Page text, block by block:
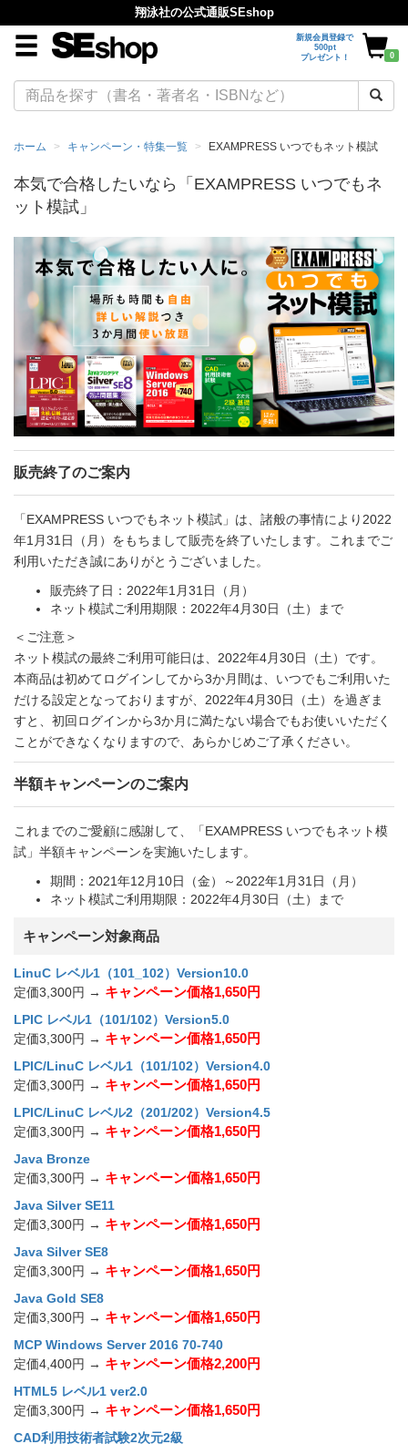
翔泳社の公式通販SEshop
新規会員登録で
500pt
プレゼント！
0
ホーム キャンペーン・特集一覧 EXAMPRESS いつでもネット模試
本気で合格したいなら「EXAMPRESS いつでもネ
ット模試」
販売終了のご案内
「EXAMPRESS いつでもネット模試」は、諸般の事情により2022
年1月31日（月）をもちまして販売を終了いたします。これまでご
利用いただき誠にありがとうございました。
販売終了日：2022年1月31日（月）
ネット模試ご利用期限：2022年4月30日（土）まで
＜ご注意＞
ネット模試の最終ご利用可能日は、2022年4月30日（土）です。
本商品は初めてログインしてから3か月間は、いつでもご利用いた
だける設定となっておりますが、2022年4月30日（土）を過ぎま
すと、初回ログインから3か月に満たない場合でもお使いいただく
ことができなくなりますので、あらかじめご了承ください。
半額キャンペーンのご案内
これまでのご愛顧に感謝して、「EXAMPRESS いつでもネット模
試」半額キャンペーンを実施いたします。
期間：2021年12月10日（金）～2022年1月31日（月）
ネット模試ご利用期限：2022年4月30日（土）まで
キャンペーン対象商品
LinuC レベル1（101_102）Version10.0
定価3,300円 → キャンペーン価格1,650円
LPIC レベル1（101/102）Version5.0
定価3,300円 → キャンペーン価格1,650円
LPIC/LinuC レベル1（101/102）Version4.0
定価3,300円 → キャンペーン価格1,650円
LPIC/LinuC レベル2（201/202）Version4.5
定価3,300円 → キャンペーン価格1,650円
Java Bronze
定価3,300円 → キャンペーン価格1,650円
Java Silver SE11
定価3,300円 → キャンペーン価格1,650円
Java Silver SE8
定価3,300円 → キャンペーン価格1,650円
Java Gold SE8
定価3,300円 → キャンペーン価格1,650円
MCP Windows Server 2016 70-740
定価4,400円 → キャンペーン価格2,200円
HTML5 レベル1 ver2.0
定価3,300円 → キャンペーン価格1,650円
CAD利用技術者試験2次元2級